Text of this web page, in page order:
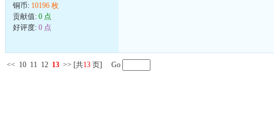
铜币: 10196 枚
贡献值: 0 点
好评度: 0 点
<< 10 11 12 13 >> [共13 页] Go